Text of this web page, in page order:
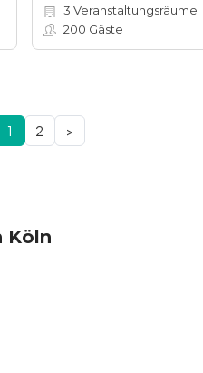
3 Veranstaltungsräume
200 Gäste
1 2 >
Köln